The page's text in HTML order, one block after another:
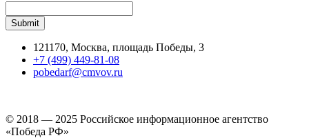
121170, Москва, площадь Победы, 3
+7 (499) 449-81-08
pobedarf@cmvov.ru
© 2018 — 2025 Российское информационное агентство
«Победа РФ»